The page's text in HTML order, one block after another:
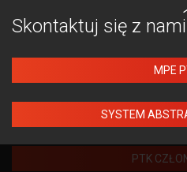
Skontaktuj się z nami
MPE
SYSTEM
PTK